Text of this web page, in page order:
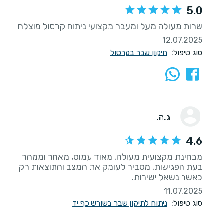
5.0
שרות מעולה מעל ומעבר מקצועי ניתוח קרסול מוצלח
12.07.2025
סוג טיפול: תיקון שבר בקרסול
ג.ה.
4.6
מבחינת מקצועית מעולה. מאוד עמוס, מאחר וממהר
בעת הפגישות. מסביר לעומק את המצב והתוצאות רק
כאשר נשאל ישירות.
11.07.2025
סוג טיפול: ניתוח לתיקון שבר בשורש כף יד